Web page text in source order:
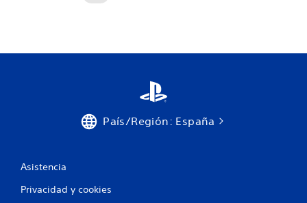
País/Región: España
Asistencia
Privacidad y cookies